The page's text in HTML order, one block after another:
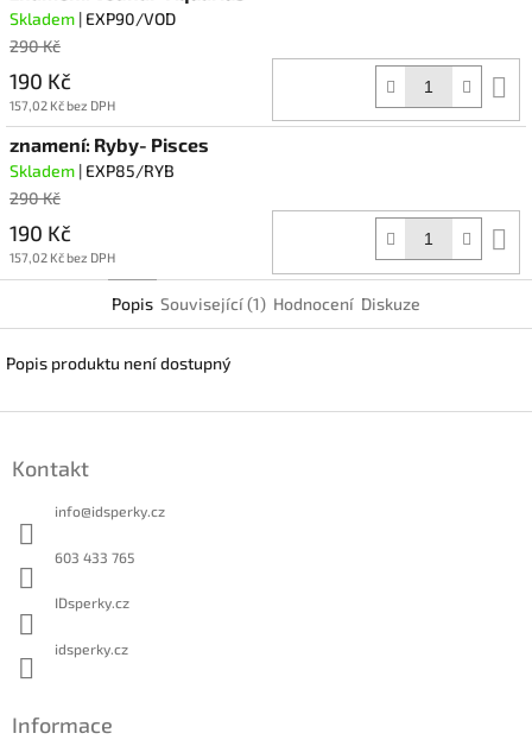
Skladem | EXP90/VOD
290 Kč
190 Kč
157,02 Kč bez DPH
znamení: Ryby- Pisces
Skladem | EXP85/RYB
290 Kč
190 Kč
157,02 Kč bez DPH
Popis Související (1) Hodnocení Diskuze
Popis produktu není dostupný
Kontakt
info@idsperky.cz
603 433 765
IDsperky.cz
idsperky.cz
Informace